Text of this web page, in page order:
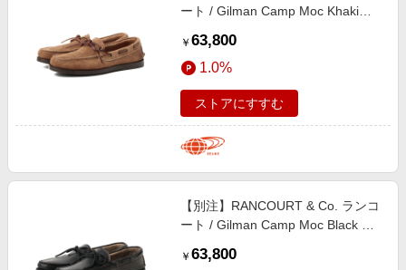
ート / Gilman Camp Moc Khaki
￥ 63,800
1.0%
ストアにすすむ
【別注】RANCOURT & Co. ランコ
ート / Gilman Camp Moc Black シ
￥ 63,800